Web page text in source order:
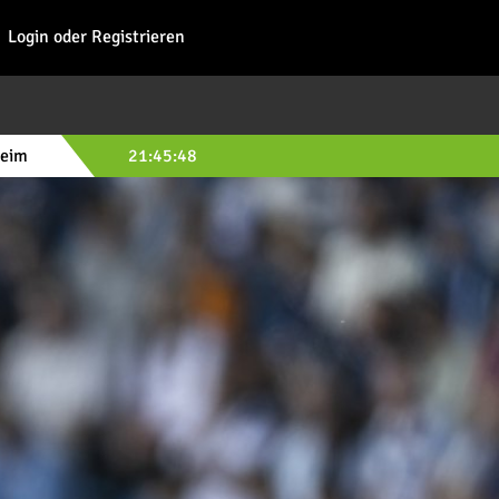
Login oder Registrieren
21:45:46